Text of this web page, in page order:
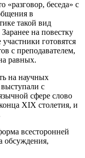
«разговор, беседа» с
в
такой вид
на повестку
готовятся
с преподавателем,
равных.
на научных
с
сфере слово
XIX столетия, и
всесторонней
обсуждения,